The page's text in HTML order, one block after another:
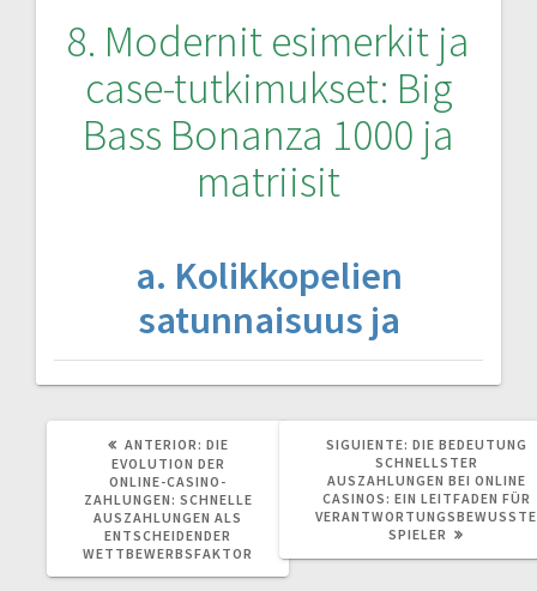
8. Modernit esimerkit ja
case-tutkimukset: Big
Bass Bonanza 1000 ja
matriisit
a. Kolikkopelien
satunnaisuus ja
ANTERIOR: POST
ANTERIOR:
DIE
EVOLUTION DER
ONLINE-CASINO-
ZAHLUNGEN: SCHNELLE
AUSZAHLUNGEN ALS
ENTSCHEIDENDER
WETTBEWERBSFAKTOR
SIGUIENTE: SIGUIENTE
POST:
DIE BEDEUTUNG
SCHNELLSTER
AUSZAHLUNGEN BEI ONLINE
CASINOS: EIN LEITFADEN FÜR
VERANTWORTUNGSBEWUSSTE
SPIELER